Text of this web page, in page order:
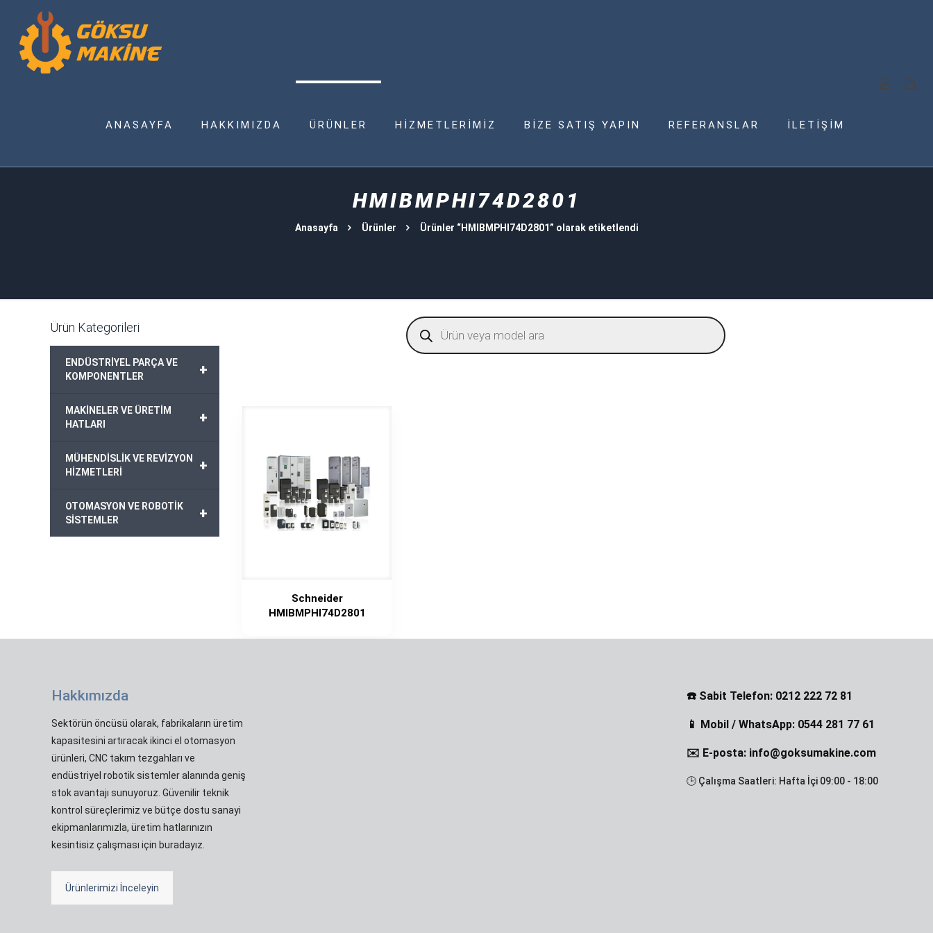
ANASAYFA HAKKIMIZDA ÜRÜNLER HİZMETLERİMİZ BİZE SATIŞ YAPIN REFERANSLAR İLETİŞİM
HMIBMPHI74D2801
Anasayfa Ürünler Ürünler “HMIBMPHI74D2801” olarak etiketlendi
Products
search
Schneider
HMIBMPHI74D2801
Ürün Kategorileri
+
ENDÜSTRİYEL PARÇA VE
KOMPONENTLER
+
MAKİNELER VE ÜRETİM
HATLARI
+
MÜHENDİSLİK VE REVİZYON
HİZMETLERİ
+
OTOMASYON VE ROBOTİK
SİSTEMLER
Hakkımızda
Sektörün öncüsü olarak, fabrikaların üretim
kapasitesini artıracak ikinci el otomasyon
ürünleri, CNC takım tezgahları ve
endüstriyel robotik sistemler alanında geniş
stok avantajı sunuyoruz. Güvenilir teknik
kontrol süreçlerimiz ve bütçe dostu sanayi
ekipmanlarımızla, üretim hatlarınızın
kesintisiz çalışması için buradayız.
Ürünlerimizi İnceleyin
☎️ Sabit Telefon: 0212 222 72 81
📱 Mobil / WhatsApp: 0544 281 77 61
✉️ E-posta: info@goksumakine.com
🕒 Çalışma Saatleri: Hafta İçi 09:00 - 18:00